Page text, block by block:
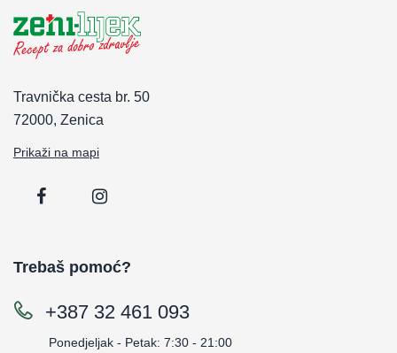
Travnička cesta br. 50
72000, Zenica
Prikaži na mapi
Trebaš pomoć?
+387 32 461 093
Ponedjeljak - Petak: 7:30 - 21:00